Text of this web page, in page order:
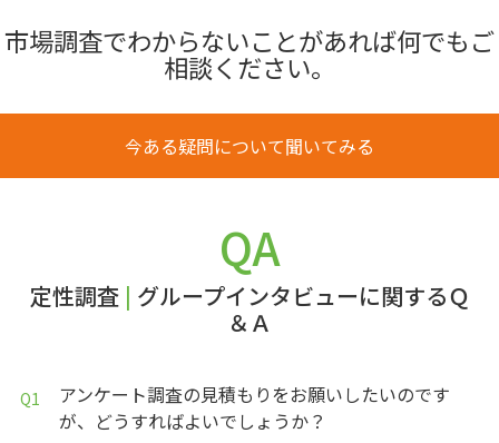
市場調査でわからないことがあれば何でもご
相談ください。
今ある疑問について聞いてみる
QA
定性調査| グループインタビューに関するＱ
＆Ａ
アンケート調査の見積もりをお願いしたいのです
が、どうすればよいでしょうか？